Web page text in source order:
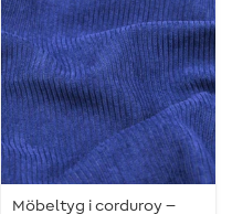
Möbeltyg i corduroy –